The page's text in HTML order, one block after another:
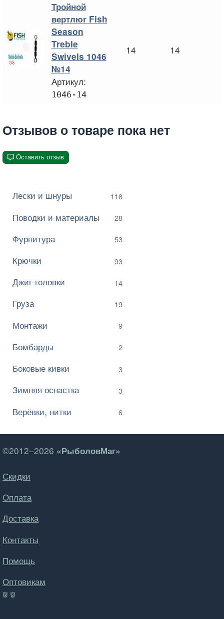
Тройной
вертлюг Fish
Season
Treble
Swivels 1046
№14
Артикул:
1046-14
14 14
Отзывов о товаре пока нет
Оставить отзыв
Лески и шнуры 118
Поводки и материалы 28
Фурнитура 53
Крючки 93
Джиг-головки 14
Груза 19
Монтажи 9
Бомбарды 2
Боковые кивки 3
Зимняя оснастка 3
Верёвки, нитки 6
©2012–2026 «РыболовМаг»
Скидки
Оплата
Доставка
Контакты
Помощь
Оптовикам